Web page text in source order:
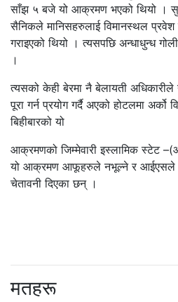
साँझ ५ बजे यो आक्रमण भएको थियो ।
सैनिकले मानिसहरुलाई विमानस्थल प्रवेश
गराइएको थियो । त्यसपछि अन्धाधुन्ध
।
त्यसको केही बेरमा नै बेलायती अधिकारीले
पूरा गर्न प्रयोग गर्दै अएको होटलमा अर्को
बिहीबारको यो
आक्रमणको जिम्मेवारी इस्लामिक स्टेट
यो आक्रमण आफूहरुले नभूल्ने र आईएसले
चेतावनी दिएका छन् ।
मतहरू